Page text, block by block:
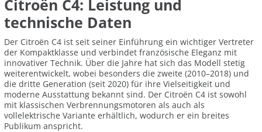
Citroën C4: Leistung und
technische Daten
Der Citroën C4 ist seit seiner Einführung ein wichtiger Vertreter
der Kompaktklasse und verbindet französische Eleganz mit
innovativer Technik. Über die Jahre hat sich das Modell stetig
weiterentwickelt, wobei besonders die zweite (2010–2018) und
die dritte Generation (seit 2020) für ihre Vielseitigkeit und
moderne Ausstattung bekannt sind. Der Citroën C4 ist sowohl
mit klassischen Verbrennungsmotoren als auch als
vollelektrische Variante erhältlich, wodurch er ein breites
Publikum anspricht.